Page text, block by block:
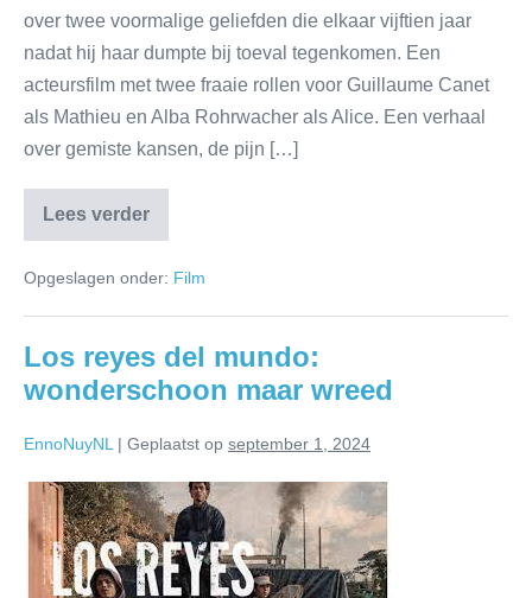
over twee voormalige geliefden die elkaar vijftien jaar
nadat hij haar dumpte bij toeval tegenkomen. Een
acteursfilm met twee fraaie rollen voor Guillaume Canet
als Mathieu en Alba Rohrwacher als Alice. Een verhaal
over gemiste kansen, de pijn […]
Lees verder
Opgeslagen onder: Film
Los reyes del mundo:
wonderschoon maar wreed
EnnoNuyNL | Geplaatst op september 1, 2024